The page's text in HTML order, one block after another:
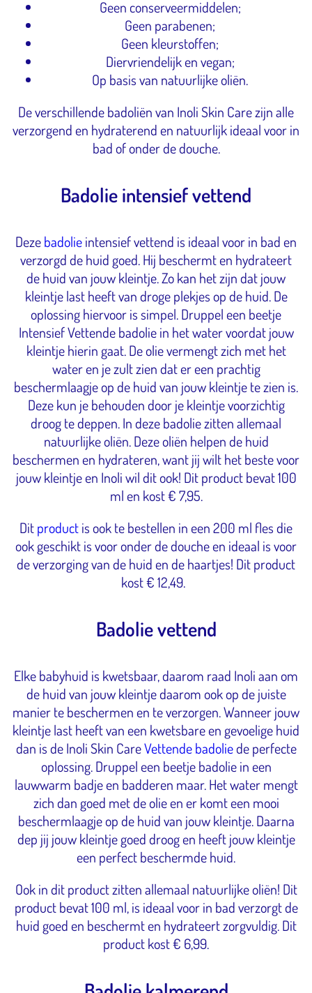
Geen conserveermiddelen;
Geen parabenen;
Geen kleurstoffen;
Diervriendelijk en vegan;
Op basis van natuurlijke oliën.
De verschillende badoliën van Inoli Skin Care zijn alle
verzorgend en hydraterend en natuurlijk ideaal voor in
bad of onder de douche.
Badolie intensief vettend
Dezebadolieintensief vettend is ideaal voor in bad en
verzorgd de huid goed. Hij beschermt en hydrateert
de huid van jouw kleintje. Zo kan het zijn dat jouw
kleintje last heeft van droge plekjes op de huid. De
oplossing hiervoor is simpel. Druppel een beetje
Intensief Vettende badolie in het water voordat jouw
kleintje hierin gaat. De olie vermengt zich met het
water en je zult zien dat er een prachtig
beschermlaagje op de huid van jouw kleintje te zien is.
Deze kun je behouden door je kleintje voorzichtig
droog te deppen. In deze badolie zitten allemaal
natuurlijke oliën. Deze oliën helpen de huid
beschermen en hydrateren, want jij wilt het beste voor
jouw kleintje en Inoli wil dit ook! Dit product bevat 100
ml en kost € 7,95.
Ditproductis ook te bestellen in een 200 ml fles die
ook geschikt is voor onder de douche en ideaal is voor
de verzorging van de huid en de haartjes! Dit product
kost € 12,49.
Badolie vettend
Elke babyhuid is kwetsbaar, daarom raad Inoli aan om
de huid van jouw kleintje daarom ook op de juiste
manier te beschermen en te verzorgen. Wanneer jouw
kleintje last heeft van een kwetsbare en gevoelige huid
dan is de Inoli Skin CareVettende badoliede perfecte
oplossing. Druppel een beetje badolie in een
lauwwarm badje en badderen maar. Het water mengt
zich dan goed met de olie en er komt een mooi
beschermlaagje op de huid van jouw kleintje. Daarna
dep jij jouw kleintje goed droog en heeft jouw kleintje
een perfect beschermde huid.
Ook in dit product zitten allemaal natuurlijke oliën! Dit
product bevat 100 ml, is ideaal voor in bad verzorgt de
huid goed en beschermt en hydrateert zorgvuldig. Dit
product kost € 6,99.